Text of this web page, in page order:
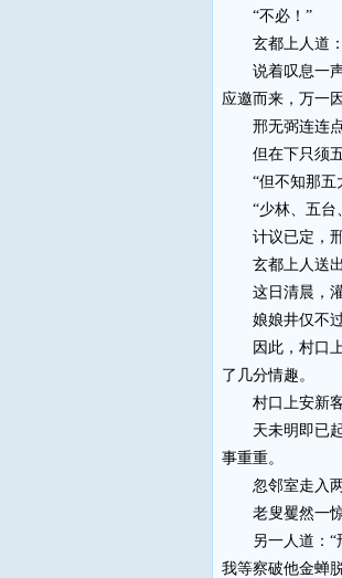
“不必！”
玄都上人道：
说着叹息一声
应邀而来，万一
邢无弼连连点
但在下只须五
“但不知那五
“少林、五台、
计议已定，邢
玄都上人送出
这日清晨，灌
娘娘井仅不过
因此，村口上
了几分情趣。
村口上安新客
天未明即已起
事重重。
忽邻室走入两
老叟矍然一惊
另一人道：“邢
我等察破他金蝉